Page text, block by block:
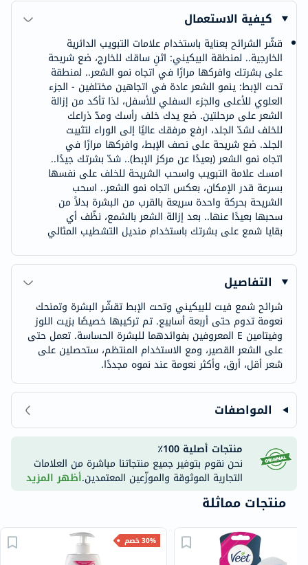
كيفية الاستعمال
قشّر الشرائح بعناية باستخدام علامات التبويب الدائرية
الخارجية.. لمنطقة البيكيني: اثنِ ساقك للخارج، ضع شريحة
على بشرتك وافركها مرارًا في اتجاه نمو الشعر.. لمنطقة
تحت الإبط: ينمو الشعر عادة في اتجاهين مختلفين - الجزء
العلوي للأعلى والجزء السفلي للأسفل، لذا تأكد من إزالة
الشعر على مرحلتين. ضع يدك خلف رأسك ومدّ ذراعك
للخلف لشدّ الجلد، ارفع مرفقك عاليًا إلى الوراء لتثبيت
الجلد. ضع شريحة على نصف الإبط، وافركها مرارًا في
اتجاه نمو الشعر (بعيدًا عن مركز الإبط).. شدّ بشرتك جيدًا..
امسك علامة التبويب واسحب الشريحة للخلف على نفسها
بسرعة قدر الإمكان، بعكس اتجاه نمو الشعر.. اسحب
الشريحة بحركة واحدة سريعة بالقرب من البشرة بدلاً من
سحبها بعيدًا عنها.. بعد إزالة الشعر بالشمع، نظّف أي
بقايا شمع على بشرتك باستخدام منديل التشطيب المثالي
التفاصيل
شرائح شمع فيت للبيكيني وتحت الإبط تقشّر البشرة وتمنحك
نعومة تدوم حتى أربعة أسابيع. تم تركيبها خصيصًا بزيت اللوز
وفيتامين E المعروفين بفوائدهما للبشرة الحساسة. تعمل حتى
على الشعر القصير، ومع الاستخدام المنتظم، ستحصلين على
شعر أقل، أرق، وأكثر نعومة عند نموه مجددًا.
المواصفات
منتجات أصلية 100٪
نحن نقوم بتوفير جميع منتجاتنا مباشرة من العلامات
التجارية الموثوقة والموزّعين المعتمدين.أظهر المزيد
منتجات مماثلة
30% خصم